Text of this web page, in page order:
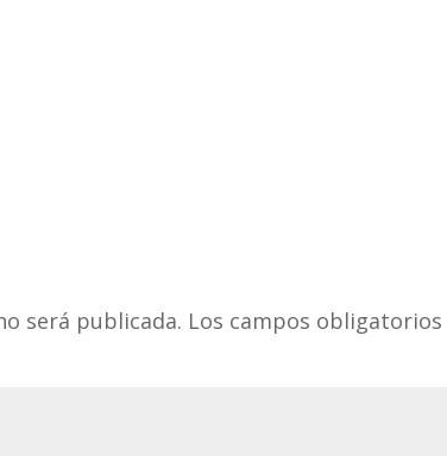
será publicada. Los campos obligatorios